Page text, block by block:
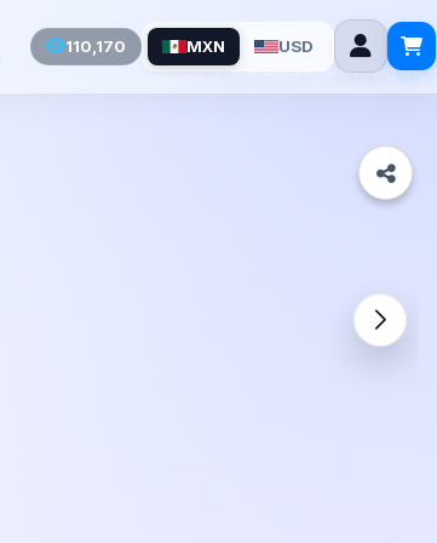
110,170 MXN USD